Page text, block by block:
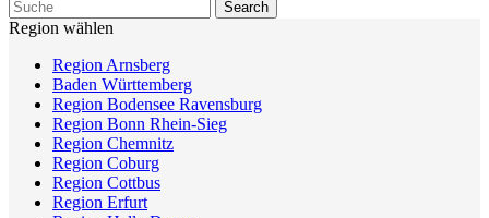
Region wählen
Region Arnsberg
Baden Württemberg
Region Bodensee Ravensburg
Region Bonn Rhein-Sieg
Region Chemnitz
Region Coburg
Region Cottbus
Region Erfurt